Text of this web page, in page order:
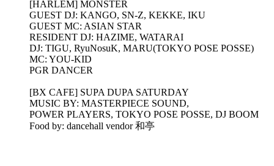
[HARLEM] MONSTER
GUEST DJ: KANGO, SN-Z, KEKKE, IKU
GUEST MC: ASIAN STAR
RESIDENT DJ: HAZIME, WATARAI
DJ: TIGU, RyuNosuK, MARU(TOKYO POSE POSSE)
MC: YOU-KID
PGR DANCER
[BX CAFE] SUPA DUPA SATURDAY
MUSIC BY: MASTERPIECE SOUND,
POWER PLAYERS, TOKYO POSE POSSE, DJ BOOM
Food by: dancehall vendor 和亭